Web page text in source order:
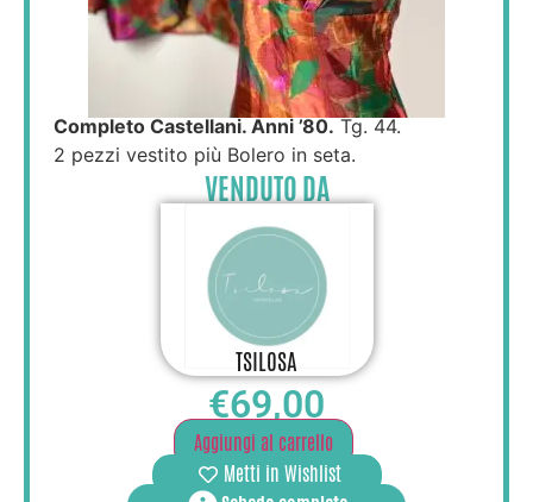
Completo Castellani. Anni ’80. Tg. 44.
2 pezzi vestito più Bolero in seta.
VENDUTO DA
TSILOSA
€69,00
Aggiungi al carrello
Metti in Wishlist